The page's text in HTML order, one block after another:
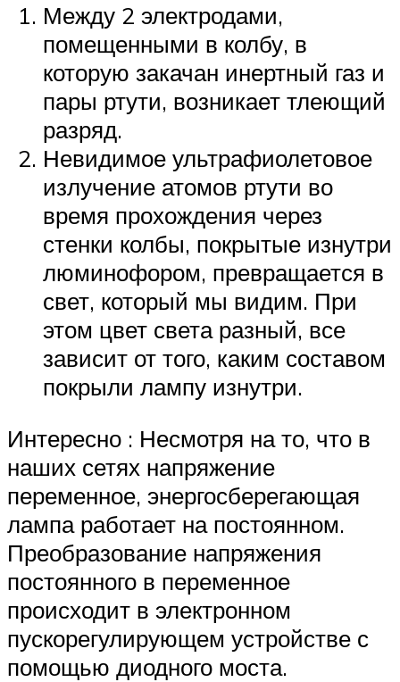
Между 2 электродами,
помещенными в колбу, в
которую закачан инертный газ и
пары ртути, возникает тлеющий
разряд.
Невидимое ультрафиолетовое
излучение атомов ртути во
время прохождения через
стенки колбы, покрытые изнутри
люминофором, превращается в
свет, который мы видим. При
этом цвет света разный, все
зависит от того, каким составом
покрыли лампу изнутри.
Интересно : Несмотря на то, что в
наших сетях напряжение
переменное, энергосберегающая
лампа работает на постоянном.
Преобразование напряжения
постоянного в переменное
происходит в электронном
пускорегулирующем устройстве с
помощью диодного моста.